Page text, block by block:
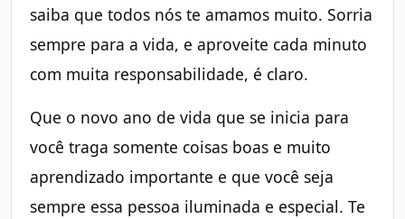
saiba que todos nós te amamos muito. Sorria
sempre para a vida, e aproveite cada minuto
com muita responsabilidade, é claro.
Que o novo ano de vida que se inicia para
você traga somente coisas boas e muito
aprendizado importante e que você seja
sempre essa pessoa iluminada e especial. Te